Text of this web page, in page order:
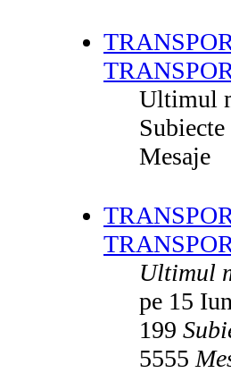
Ultimul
Subiecte
Mesaje
Ultimul
pe 15
199
5555